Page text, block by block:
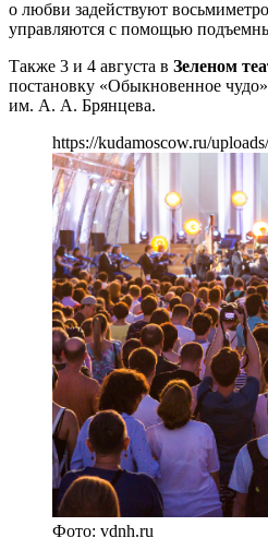
о любви задействуют
управляются с помощью
Также 3 и 4 августа в Зеленом
постановку «Обыкновенное
им. А. А. Брянцева.
https://kudamoscow.ru/
Фото: vdnh.ru